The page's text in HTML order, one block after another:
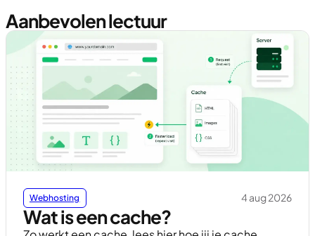
Aanbevolen lectuur
Webhosting 4 aug 2026
Wat is een cache?